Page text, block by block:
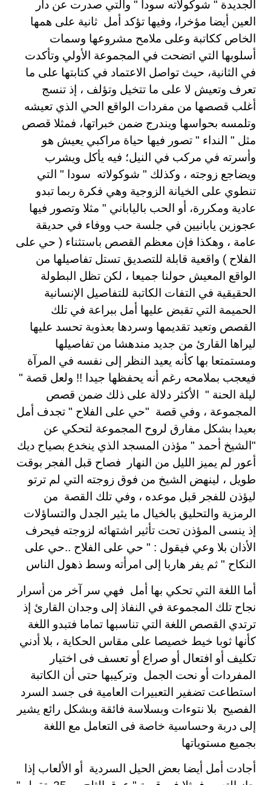
الجديدة " شوكولاته سودا " والتي صدرت عن دار
العين أيضا مؤخرا، وفيها تؤكد أمل ثانية على همها
الخاص ككاتبة وعلى ملامح مشروعها وسمات
أسلوبها التي اتضحت في المجموعة الأولي وتأكدت
في الثانية، حيث تواصل الاعتماد في كتابتها على ما
تعرف وتعيش لا على ما تتخيل وتؤلف ، إذ تنسج
أغلب قصصها من مفردات الواقع الحي الذي تعيشه
وتلمسه بحواسها ويندرج ضمن خبراتها، فمثلا قصص
مثل " النداء " تصور فيها حياة مراكبي يعيش هو
وأسرته في مركب في النيل؛ فيه يأكل ويشرب
ويضاجع زوجته ، وكذلك " شوكولاته سودا " التي
تنطوي على الخيانة الزوجية وهي فكرة ربما تبدو
عادية ومكررة، أو الحب بالياباني " مثلا وتصور فيها
عجوزين يابانيين في جلسة حب ووفاء في حديقة
عامة ، وهكذا فإن معظم القصص باستثناء ( حي على
الفلاح ) واقعية قابلة للتصديق تستل تفاصيلها من
الواقع المعيش حولنا جميعا ، لكن تظل البطولة
الحقيقية في التفات الكاتبة للتفاصيل الإنسانية
الحميمة التي تقبض عليها أمل ببراعة في تلك
القصص وتعيد تقديمها وسردها بعذوبة تحسد عليها
ليراها القارئ من جديد مندهشا من تفاصيلها
ومستمتعا بها كأنه يعيد النظر إلى نفسه في المرآة
فيعجب بملامحه رغم أنه يحفظها جيدا !! ولعل قصة "
ليلة الحنة " الأكثر دلالة على ذلك ضمن قصص
المجموعة ، وفي قصة "حي على الفلاح " تجدف أمل
بعيدا بشكل مفارق لروح المجموعة لتحكي عن
"الشيخ أحمد " مؤذن المسجد الذي ينخدع بصياح ديك
أعور لم يميز الليل من النهار فصاح قبل الفجر بوقت
طويل ، لينهض الشيخ من فوق زوجته التي لم ترتو
ليؤذن للفجر قبل موعده ، وفي تلك القصة من
الرمزية والتحليق بالخيال ما يثير الجدل والتساؤلات
إذ ينسى المؤذن تحت تأثير اشتهائه لزوجته فيحرف
الأذان بلا وعي فيقول : " حي على الفلاح ..حي على
النكاح " ثم يفر هاربا إلى امرأته وسط ذهول الناس
أما اللغة التي تحكي بها أمل فهي سر آخر من أسرار
نجاح تلك المجموعة في النفاذ إلى وجدان القارئ إذ
ترتدي القصص اللغة التي تناسبها تماما فتبدو اللغة
كأنها ثوبا خيط خصيصا على مقاس الحكاية ، بلا أدني
تكليف أو افتعال أو صراع أو تعسف فى اختيار
المفردات أو نحت الجمل وتركيبها حتى أن الكاتبة
استطاعت تضفير التعبيرات العامية فى جسد السرد
الفصيح بلا نتوءات وبسلاسة فائقة وبشكل رائع يشير
إلى دربة وحساسية خاصة فى التعامل مع اللغة
بجميع مستوياتها
أجادت أمل أيضا بعض الحيل السردية أو الألعاب إذا